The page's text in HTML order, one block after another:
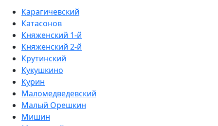
Карагичевский
Катасонов
Княженский 1-й
Княженский 2-й
Крутинский
Кукушкино
Курин
Маломедведевский
Малый Орешкин
Мишин